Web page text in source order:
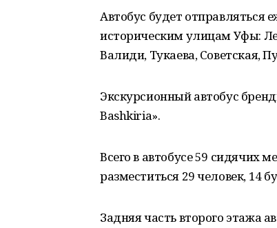
Автобус будет отправляться
историческим улицам Уфы:
Валиди, Тукаева, Советская,
Экскурсионный автобус
Bashkiria».
Всего в автобусе 59 сидячих
разместиться 29 человек, 14
Задняя часть второго этажа